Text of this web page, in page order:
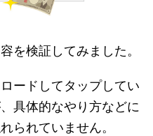
を検証してみました。
ードしてタップしてい
具体的なやり方などに
られていません。